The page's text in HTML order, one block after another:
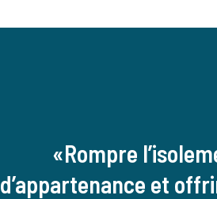
«Rompre
d’appartenance et